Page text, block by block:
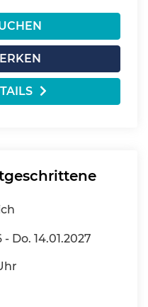
- Do. 14.01.2027